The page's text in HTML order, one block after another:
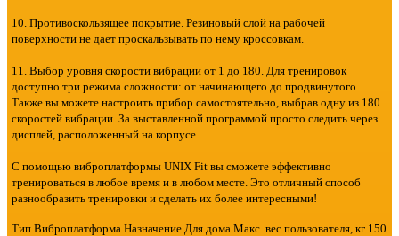
10. Противоскользящее покрытие. Резиновый слой на рабочей
поверхности не дает проскальзывать по нему кроссовкам.
11. Выбор уровня скорости вибрации от 1 до 180. Для тренировок
доступно три режима сложности: от начинающего до продвинутого.
Также вы можете настроить прибор самостоятельно, выбрав одну из 180
скоростей вибрации. За выставленной программой просто следить через
дисплей, расположенный на корпусе.
С помощью виброплатформы UNIX Fit вы сможете эффективно
тренироваться в любое время и в любом месте. Это отличный способ
разнообразить тренировки и сделать их более интересными!
Тип Виброплатформа Назначение Для дома Макс. вес пользователя, кг 150